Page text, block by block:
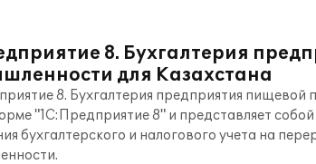
8. Бухгалтерия
для Казахстана
8. Бухгалтерия предприятия пищевой
"1С:Предприятие 8" и представляет
бухгалтерского и налогового учета на